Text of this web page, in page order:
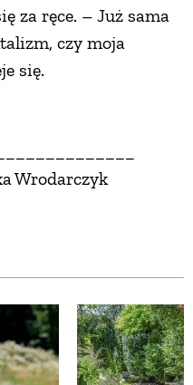
za ręce. – Już sama
czy moja
się.
Wrodarczyk